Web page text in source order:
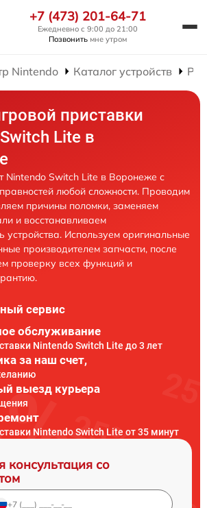
+7 (473) 201-64-71
Ежедневно с 9:00 до 21:00
Позвонить мне утром
Nintendo Каталог устройств
приставки
Lite в
Nintendo Switch Lite в Воронеже с
любой сложности. Проводим
причины поломки, заменяем
и восстанавливаем
устройства. Используем оригинальные
производителем запчасти, после
проверку всех функций и
сервис
обслуживание
Nintendo Switch Lite до 3 лет
за наш счет,
выезд курьера
Nintendo Switch Lite от 35 минут
консультация со